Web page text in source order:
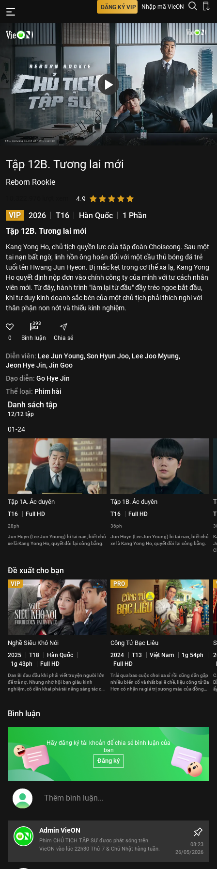
ĐĂNG KÝ VIP Nhập mã VieON
Tập 12B. Tương lai mới
Reborn Rookie
4.9
VIP 2026 T16 Hàn Quốc
1 Phần
Tập 12B. Tương lai mới
Kang Yong Ho, chủ tịch quyền lực của tập đoàn Choiseong. Sau một
tai nạn bất ngờ, linh hồn ông hoán đổi với một cầu thủ bóng đá trẻ
tuổi tên Hwang Jun Hyeon. Bị mắc kẹt trong cơ thể xa lạ, Kang Yong
Ho quyết định nộp đơn vào chính công ty của mình với tư cách nhân
viên mới. Từ đây, hành trình "làm lại từ đầu" đầy tréo ngoe bắt đầu,
khi tư duy kinh doanh sắc bén của một chủ tịch phải thích nghi với
thân phận non nớt và thiếu kinh nghiệm.
0
393
Bình luận Chia sẻ
Diễn viên: Lee Jun Young,Son Hyun Joo, Lee Joo Myung,
Jeon Hye Jin,Jin Goo
Đạo diễn: Go Hye Jin
Thể loại: Phim hài
Danh sách tập
12/12 tập
01-24
Tập 1A. Ác duyên
T16 Full HD
28ph
Jun Huyn (Lee Jun Young) bị tai nạn, biết chủ
xe là Kang Yong Ho, quyết đòi lại công bằng.
Tập 1B. Ác duyên
T16 Full HD
36ph
Jun Huyn (Lee Jun Young) bị tai nạn, biết chủ
xe là Kang Yong Ho, quyết đòi lại công bằng.
Đề xuất cho bạn
VIP
Nghề Siêu Khó Nói
2025 T18
Hàn Quốc
1g 43ph
Full HD
Dan Bi đau đầu khi phải viết truyện người lớn
để trả nợ. Nhưng nhờ hội bạn giàu kinh
nghiệm, cô dần khai phá tài năng sáng tác của
PRO
Công Tử Bạc Liêu
2024 T13 Việt Nam
1g 54ph
Full HD
Trải qua bao cuộc chơi xa xỉ rồi cũng dần gặp
nhiều biến cố và thất bại ê chề, liệu công tử Ba
Hơn có nhận ra giá trị xương máu của đồng
Bình luận
Hãy đăng ký tài khoản để chia sẻ bình luận của
bạn
Đăng ký
Admin VieON
Phim CHỦ TỊCH TẬP SỰ được phát sóng trên
VieON vào lúc 22h30 Thứ 7 & Chủ Nhật hàng tuần.
08:23
26/05/2026